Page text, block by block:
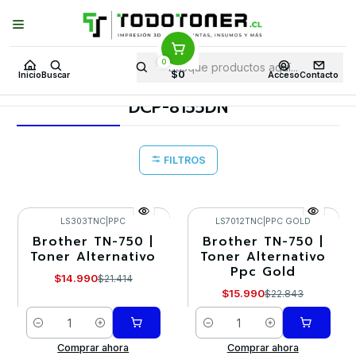
Inicio Buscar
0
$0 AccesoContacto
Puedes Elegir: Comprar enTienda· Despachoa Todo Chile · Retiro en
Tienda en24 Horas
Inicio Toner y tambor Toner Alternativo BROTHER
Equipos BROTHER DCP-8155DN
DCP-8155DN
FILTROS
-30%
LS303TNC PPC
Brother TN-750 |
Toner Alternativo
$14.990$21.414
Cantidad
Comprar ahora
-30%
LS7012TNC| PPC GOLD
Brother TN-750 |
Toner Alternativo
Ppc Gold
$15.990$22.843
Cantidad
Comprar ahora